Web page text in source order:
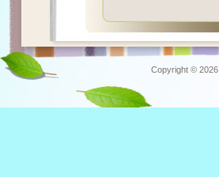
Copyright © 2026